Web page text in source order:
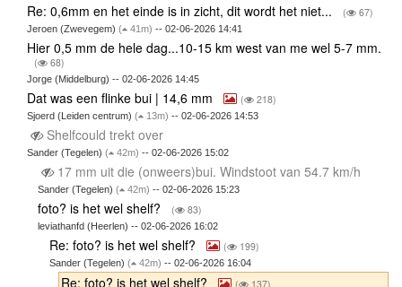
Re: 0,6mm en het einde is in zicht, dit wordt het niet... ( 67)
Jeroen (Zwevegem) ( 41m) -- 02-06-2026 14:41
Hier 0,5 mm de hele dag...10-15 km west van me wel 5-7 mm.
( 68)
Jorge (Middelburg) -- 02-06-2026 14:45
Dat was een flinke bui | 14,6 mm ( 218)
Sjoerd (Leiden centrum) ( 13m) -- 02-06-2026 14:53
Shelfcould trekt over
Sander (Tegelen) ( 42m) -- 02-06-2026 15:02
17 mm uit die (onweers)bui. Windstoot van 54.7 km/h
Sander (Tegelen)( 42m) -- 02-06-2026 15:23
foto? is het wel shelf? ( 83)
leviathanfd (Heerlen) -- 02-06-2026 16:02
Re: foto? is het wel shelf? ( 199)
Sander (Tegelen) ( 42m) -- 02-06-2026 16:04
Re: foto? is het wel shelf? ( 137)